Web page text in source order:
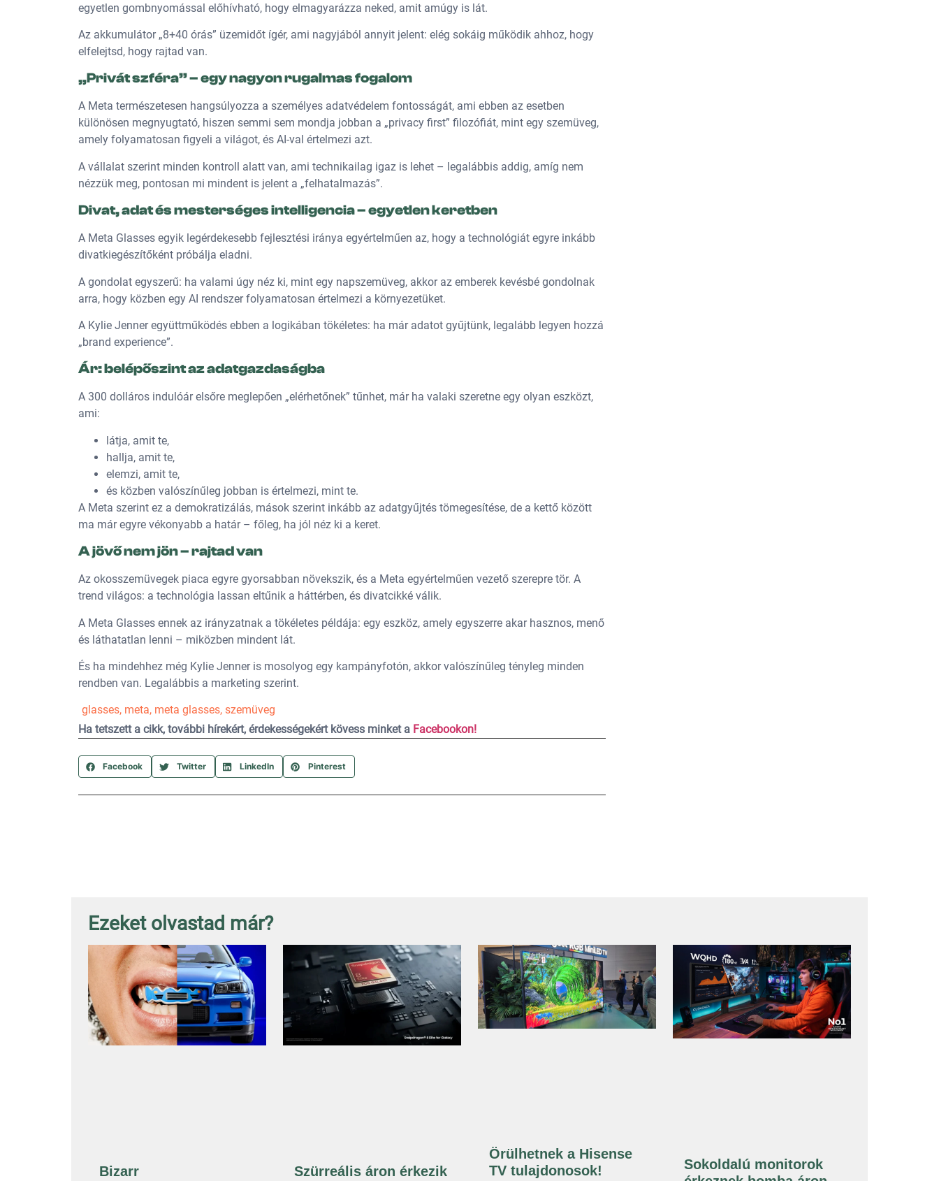
egyetlen gombnyomással előhívható, hogy elmagyarázza neked, amit amúgy is lát.
Az akkumulátor „8+40 órás” üzemidőt ígér, ami nagyjából annyit jelent: elég sokáig működik ahhoz, hogy
elfelejtsd, hogy rajtad van.
„Privát szféra” – egy nagyon rugalmas fogalom
A Meta természetesen hangsúlyozza a személyes adatvédelem fontosságát, ami ebben az esetben
különösen megnyugtató, hiszen semmi sem mondja jobban a „privacy first” filozófiát, mint egy szemüveg,
amely folyamatosan figyeli a világot, és AI-val értelmezi azt.
A vállalat szerint minden kontroll alatt van, ami technikailag igaz is lehet – legalábbis addig, amíg nem
nézzük meg, pontosan mi mindent is jelent a „felhatalmazás”.
Divat, adat és mesterséges intelligencia – egyetlen keretben
A Meta Glasses egyik legérdekesebb fejlesztési iránya egyértelműen az, hogy a technológiát egyre inkább
divatkiegészítőként próbálja eladni.
A gondolat egyszerű: ha valami úgy néz ki, mint egy napszemüveg, akkor az emberek kevésbé gondolnak
arra, hogy közben egy AI rendszer folyamatosan értelmezi a környezetüket.
A Kylie Jenner együttműködés ebben a logikában tökéletes: ha már adatot gyűjtünk, legalább legyen hozzá
„brand experience”.
Ár: belépőszint az adatgazdaságba
A 300 dolláros indulóár elsőre meglepően „elérhetőnek” tűnhet, már ha valaki szeretne egy olyan eszközt,
ami:
látja, amit te,
hallja, amit te,
elemzi, amit te,
és közben valószínűleg jobban is értelmezi, mint te.
A Meta szerint ez a demokratizálás, mások szerint inkább az adatgyűjtés tömegesítése, de a kettő között
ma már egyre vékonyabb a határ – főleg, ha jól néz ki a keret.
A jövő nem jön – rajtad van
Az okosszemüvegek piaca egyre gyorsabban növekszik, és a Meta egyértelműen vezető szerepre tör. A
trend világos: a technológia lassan eltűnik a háttérben, és divatcikké válik.
A Meta Glasses ennek az irányzatnak a tökéletes példája: egy eszköz, amely egyszerre akar hasznos, menő
és láthatatlan lenni – miközben mindent lát.
És ha mindehhez még Kylie Jenner is mosolyog egy kampányfotón, akkor valószínűleg tényleg minden
rendben van. Legalábbis a marketing szerint.
glasses, meta, meta glasses, szemüveg
Ha tetszett a cikk, további hírekért, érdekességekért kövess minket a Facebookon!
Facebook Twitter LinkedIn Pinterest
Ezeket olvastad már?
Bizarr
Szürreális áron érkezik
Örülhetnek a Hisense
TV tulajdonosok!
Sokoldalú monitorok